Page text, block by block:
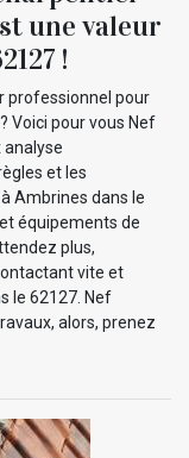
une valeur
!
professionnel pour
Voici pour vous Nef
analyse
et les
Ambrines dans le
équipements de
plus,
vite et
le 62127. Nef
alors, prenez